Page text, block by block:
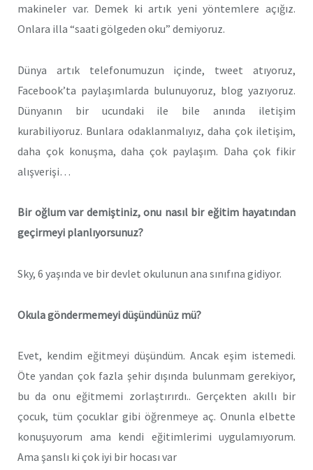
makineler var. Demek ki artık yeni yöntemlere açığız.
Onlara illa “saati gölgeden oku” demiyoruz.
Dünya artık telefonumuzun içinde, tweet atıyoruz,
Facebook’ta paylaşımlarda bulunuyoruz, blog yazıyoruz.
Dünyanın bir ucundaki ile bile anında iletişim
kurabiliyoruz. Bunlara odaklanmalıyız, daha çok iletişim,
daha çok konuşma, daha çok paylaşım. Daha çok fikir
alışverişi…
Bir oğlum var demiştiniz, onu nasıl bir eğitim hayatından
geçirmeyi planlıyorsunuz?
Sky, 6 yaşında ve bir devlet okulunun ana sınıfına gidiyor.
Okula göndermemeyi düşündünüz mü?
Evet, kendim eğitmeyi düşündüm. Ancak eşim istemedi.
Öte yandan çok fazla şehir dışında bulunmam gerekiyor,
bu da onu eğitmemi zorlaştırırdı.. Gerçekten akıllı bir
çocuk, tüm çocuklar gibi öğrenmeye aç. Onunla elbette
konuşuyorum ama kendi eğitimlerimi uygulamıyorum.
Ama şanslı ki çok iyi bir hocası var